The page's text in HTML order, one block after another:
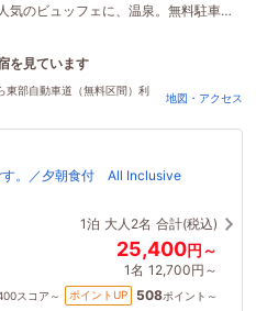
気のビュッフェに、温泉。無料駐車
自動車道インターから約1分の立地！
を見ています
約されました
東部自動車道（無料区間）利
地図・アクセス
す。／夕朝食付 All Inclusive
1泊 大人2名 合計(税込)
25,400円～
1名 12,700円～
スコア～ ポイントUP 508ポイント～